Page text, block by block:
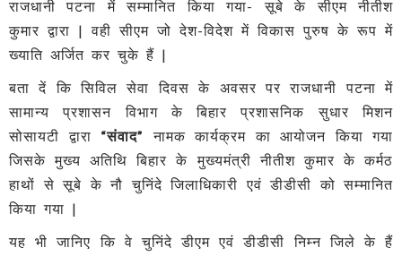
राजधानी पटना में सम्मानित किया गया- सूबे के सीएम नीतीश
कुमार द्वारा | वही सीएम जो देश-विदेश में विकास पुरुष के रूप में
ख्याति अर्जित कर चुके हैं |
बता दें कि सिविल सेवा दिवस के अवसर पर राजधानी पटना में
सामान्य प्रशासन विभाग के बिहार प्रशासनिक सुधार मिशन
सोसायटी द्वारा “संवाद”
नामक कार्यक्रम का आयोजन किया गया
जिसके मुख्य अतिथि बिहार के मुख्यमंत्री नीतीश कुमार के कर्मठ
हाथों से सूबे के नौ चुनिंदे जिलाधिकारी एवं डीडीसी को सम्मानित
किया गया |
यह भी जानिए कि वे चुनिंदे डीएम एवं डीडीसी निम्न जिले के हैं